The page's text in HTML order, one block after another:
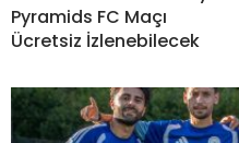
Pyramids FC Maçı
Ücretsiz İzlenebilecek